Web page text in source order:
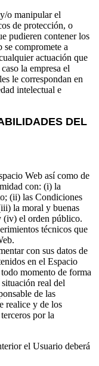
o manipular el
de protección, o
pudieren contener los
se compromete a
actuación que
la empresa el
le correspondan en
intelectual e
DEL
Web así como de
con: (i) la
(ii) las Condiciones
la moral y buenas
(iv) el orden público.
técnicos que
con sus datos de
en el Espacio
momento de forma
real del
de las
realice y de los
por la
el Usuario deberá